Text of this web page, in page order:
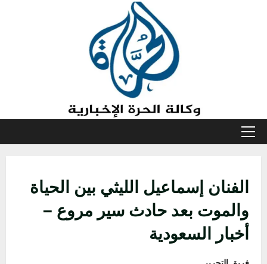
القائمة
الفنان إسماعيل الليثي بين الحياة
والموت بعد حادث سير مروع –
أخبار السعودية